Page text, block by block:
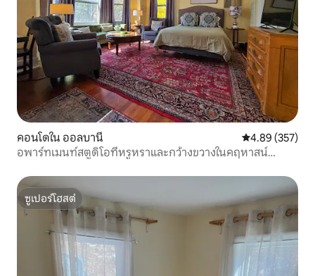
คอนโดใน ออลบานี คะแนนเฉลี่ย
4.89 (357)
อพาร์ทเมนท์สตูดิโอที่หรูหราและกว้างขวางในคฤหาสน์
ซูเปอร์โฮสต์
ซูเปอร์โฮสต์